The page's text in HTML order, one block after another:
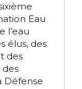
Eau
l’eau
élus, des
des
des
Défense